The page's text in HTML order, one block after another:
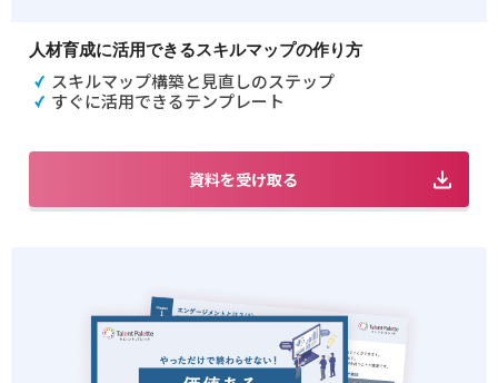
人材育成に活用できるスキルマップの作り方
スキルマップ構築と見直しのステップ
すぐに活用できるテンプレート
資料を受け取る